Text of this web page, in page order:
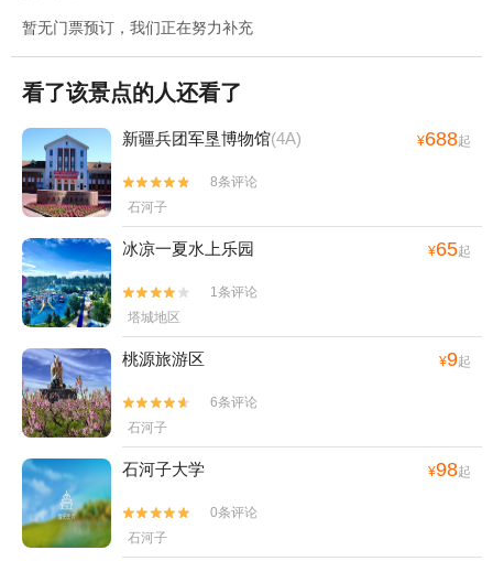
暂无门票预订，我们正在努力补充
看了该景点的人还看了
新疆兵团军垦博物馆(4A) ¥688起


8条评论
石河子
冰凉一夏水上乐园 ¥65起


1条评论
塔城地区
桃源旅游区 ¥9起


6条评论
石河子
石河子大学 ¥98起


0条评论
石河子